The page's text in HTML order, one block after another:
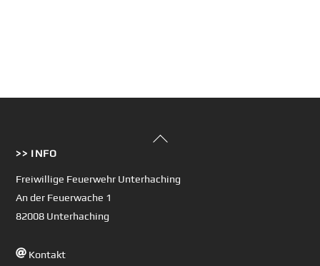
Back
>> INFO
Freiwillige Feuerwehr Unterhaching
An der Feuerwache 1
82008 Unterhaching
Kontakt